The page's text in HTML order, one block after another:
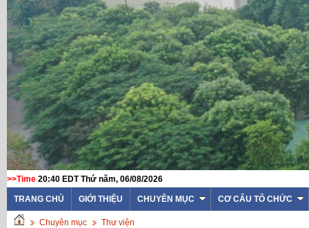
>>Time 20:40 EDT Thứ năm, 06/08/2026
TRANG CHỦ GIỚI THIỆU CHUYÊN MỤC CƠ CẤU TỔ CHỨC
Chuyên mục Thư viện